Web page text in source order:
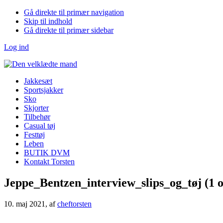
Gå direkte til primær navigation
Skip til indhold
Gå direkte til primær sidebar
Log ind
Jakkesæt
Sportsjakker
Sko
Skjorter
Tilbehør
Casual tøj
Festtøj
Leben
BUTIK DVM
Kontakt Torsten
Jeppe_Bentzen_interview_slips_og_tøj (1
10. maj 2021 , afcheftorsten